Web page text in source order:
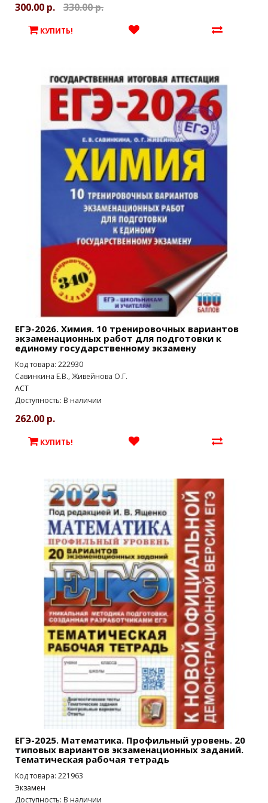
300.00 р. 330.00 р.
КУПИТЬ!
ЕГЭ-2026. Химия. 10 тренировочных вариантов
экзаменационных работ для подготовки к
единому государственному экзамену
Код товара: 222930
Савинкина Е.В., Живейнова О.Г.
АСТ
Доступность: В наличии
262.00 р.
КУПИТЬ!
ЕГЭ-2025. Математика. Профильный уровень. 20
типовых вариантов экзаменационных заданий.
Тематическая рабочая тетрадь
Код товара: 221963
Экзамен
Доступность: В наличии